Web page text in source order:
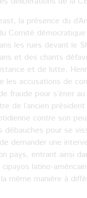
la présence du
Comité démocratique
les rues devant le
et des chants
et de lutte.
les accusations de
fraude pour s’éner
de l’ancien
contre son
débauches pour se
demander une
pays, entrant ainsi
latino-
même manière à